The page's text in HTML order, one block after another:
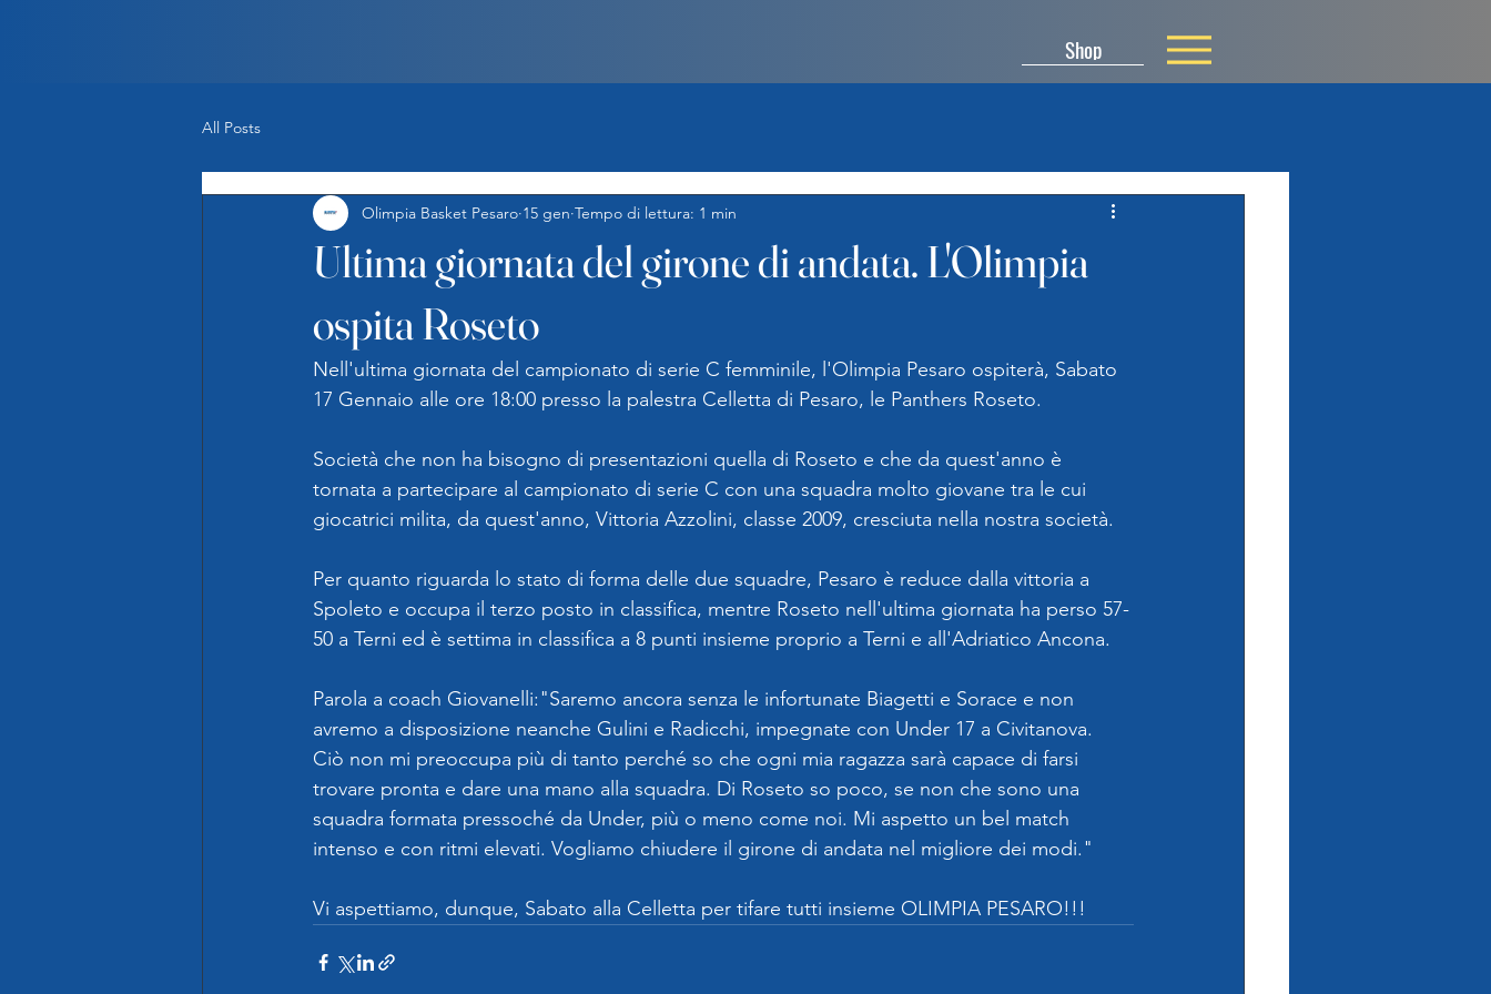
Shop
All Posts
Ultima giornata del girone di andata. L'Olimpia
ospita Roseto
Olimpia Basket Pesaro 15 gen Tempo di lettura: 1 min
Nell'ultima giornata del campionato di serie C femminile, l'Olimpia Pesaro ospiterà, Sabato
17 Gennaio alle ore 18:00 presso la palestra Celletta di Pesaro, le Panthers Roseto.
Società che non ha bisogno di presentazioni quella di Roseto e che da quest'anno è
tornata a partecipare al campionato di serie C con una squadra molto giovane tra le cui
giocatrici milita, da quest'anno, Vittoria Azzolini, classe 2009, cresciuta nella nostra società.
Per quanto riguarda lo stato di forma delle due squadre, Pesaro è reduce dalla vittoria a
Spoleto e occupa il terzo posto in classifica, mentre Roseto nell'ultima giornata ha perso 57-
50 a Terni ed è settima in classifica a 8 punti insieme proprio a Terni e all'Adriatico Ancona.
Parola a coach Giovanelli:"Saremo ancora senza le infortunate Biagetti e Sorace e non
avremo a disposizione neanche Gulini e Radicchi, impegnate con Under 17 a Civitanova.
Ciò non mi preoccupa più di tanto perché so che ogni mia ragazza sarà capace di farsi
trovare pronta e dare una mano alla squadra. Di Roseto so poco, se non che sono una
squadra formata pressoché da Under, più o meno come noi. Mi aspetto un bel match
intenso e con ritmi elevati. Vogliamo chiudere il girone di andata nel migliore dei modi."
Vi aspettiamo, dunque, Sabato alla Celletta per tifare tutti insieme OLIMPIA PESARO!!!